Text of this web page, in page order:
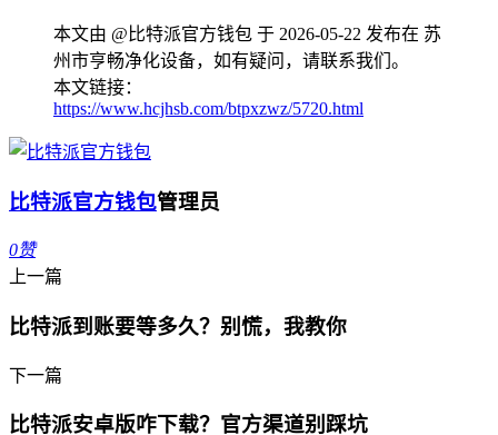
本文由 @比特派官方钱包 于 2026-05-22 发布在 苏
州市亨畅净化设备，如有疑问，请联系我们。
本文链接：
https://www.hcjhsb.com/btpxzwz/5720.html
比特派官方钱包管理员
0赞
上一篇
比特派到账要等多久？别慌，我教你
下一篇
比特派安卓版咋下载？官方渠道别踩坑